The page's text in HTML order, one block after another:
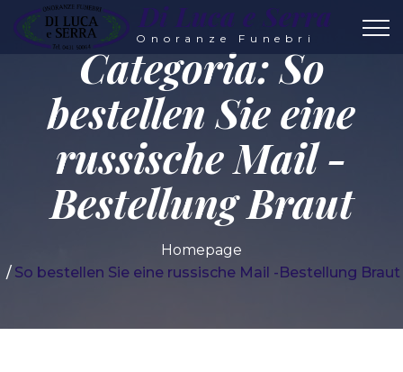
Di Luca e Serra
Onoranze Funebri
Categoria:So
bestellen Sie eine
russische Mail -
Bestellung Braut
Homepage
So bestellen Sie eine russische Mail -Bestellung Braut